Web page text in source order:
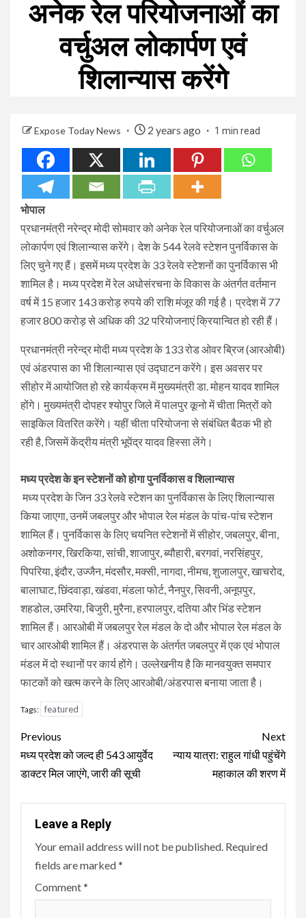
अनेक रेल परियोजनाओं का
वर्चुअल लोकार्पण एवं
शिलान्यास करेंगे
Expose Today News 2 years ago 1 min read
भोपाल
प्रधानमंत्री नरेन्द्र मोदी सोमवार को अनेक रेल परियोजनाओं का वर्चुअल
लोकार्पण एवं शिलान्यास करेंगे। देश के 544 रेलवे स्टेशन पुनर्विकास के
लिए चुने गए हैं। इसमें मध्य प्रदेश के 33 रेलवे स्टेशनों का पुनर्विकास भी
शामिल है। मध्य प्रदेश में रेल अधोसंरचना के विकास के अंतर्गत वर्तमान
वर्ष में 15 हजार 143 करोड़ रुपये की राशि मंजूर की गई है। प्रदेश में 77
हजार 800 करोड़ से अधिक की 32 परियोजनाएं क्रियान्वित हो रही हैं।
प्रधानमंत्री नरेन्द्र मोदी मध्य प्रदेश के 133 रोड ओवर ब्रिज (आरओबी)
एवं अंडरपास का भी शिलान्यास एवं उद्घाटन करेंगे। इस अवसर पर
सीहोर में आयोजित हो रहे कार्यक्रम में मुख्यमंत्री डा. मोहन यादव शामिल
होंगे। मुख्यमंत्री दोपहर श्योपुर जिले में पालपुर कूनो में चीता मित्रों को
साइकिल वितरित करेंगे। यहीं चीता परियोजना से संबंधित बैठक भी हो
रही है, जिसमें केंद्रीय मंत्री भूपेंद्र यादव हिस्सा लेंगे।
मध्य प्रदेश के इन स्टेशनों को होगा पुनर्विकास व शिलान्यास
मध्य प्रदेश के जिन 33 रेलवे स्टेशन का पुनर्विकास के लिए शिलान्यास
किया जाएगा, उनमें जबलपुर और भोपाल रेल मंडल के पांच-पांच स्टेशन
शामिल हैं। पुनर्विकास के लिए चयनित स्टेशनों में सीहोर, जबलपुर, बीना,
अशोकनगर, खिरकिया, सांची, शाजापुर, ब्यौहारी, बरगवां, नरसिंहपुर,
पिपरिया, इंदौर, उज्जैन, मंदसौर, मक्सी, नागदा, नीमच, शुजालपुर, खाचरोद,
बालाघाट, छिंदवाड़ा, खंडवा, मंडला फोर्ट, नैनपुर, सिवनी, अनूपपुर,
शहडोल, उमरिया, बिजुरी, मुरैना, हरपालपुर, दतिया और भिंड स्टेशन
शामिल हैं। आरओबी में जबलपुर रेल मंडल के दो और भोपाल रेल मंडल के
चार आरओबी शामिल हैं। अंडरपास के अंतर्गत जबलपुर में एक एवं भोपाल
मंडल में दो स्थानों पर कार्य होंगे। उल्लेखनीय है कि मानवयुक्त समपार
फाटकों को खत्म करने के लिए आरओबी/अंडरपास बनाया जाता है।
Tags: featured
Continue
Reading
Previous
मध्य प्रदेश को जल्द ही 543 आयुर्वेद
डाक्टर मिल जाएंगे, जारी की सूची
Next
न्याय यात्रा: राहुल गांधी पहुंचेंगे
महाकाल की शरण में
Leave a Reply
Your email address will not be published. Required
fields are marked*
Comment*